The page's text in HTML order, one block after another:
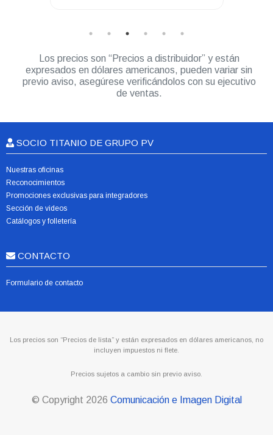
Los precios son “Precios a distribuidor” y están
expresados en dólares americanos, pueden variar sin
previo aviso, asegúrese verificándolos con su ejecutivo
de ventas.
SOCIO TITANIO DE GRUPO PV
Nuestras oficinas
Reconocimientos
Promociones exclusivas para integradores
Sección de videos
Catálogos y folletería
CONTACTO
Formulario de contacto
Los precios son “Precios de lista” y están expresados en dólares americanos, no
incluyen impuestos ni flete.
Precios sujetos a cambio sin previo aviso.
© Copyright 2026 Comunicación e Imagen Digital